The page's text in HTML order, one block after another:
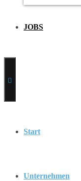
JOBS
Start
Unternehmen